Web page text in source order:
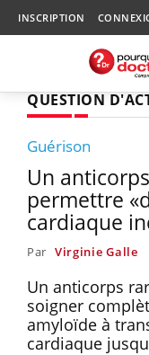
INSCRIPTION
QUESTION
Guérison
Un
permettre
cardiaque
Par Virginie Galle
Un anticorps
soigner
amyloïde à
cardiaque